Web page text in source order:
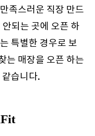
족스러운 직장 만드
되는 곳에 오픈 하
특별한 경우로 보
는 매장을 오픈 하는
습니다.